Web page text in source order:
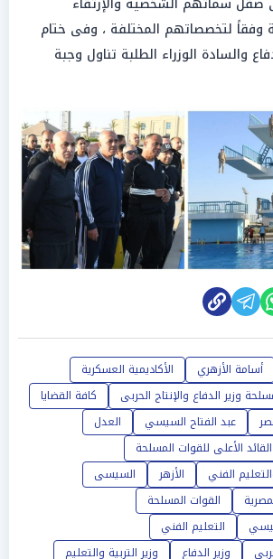
وفقاً لتخصصاتهم المختلفة ، وفى ختام
والسادة الوزراء الطلبة تناول وجبة
أسامة الأزهري
الأكاديمية العسكرية
وزير الدفاع والإنتاج الحربى
كافة القضايا
عبد الفتاح السيسي
العدل
القائد الأعلى للقوات المسلحة
الفني
الأزهر
السيسى
القوات المسلحة
التعليم الفني
وزير الدفاع
وزير التربية والتعليم